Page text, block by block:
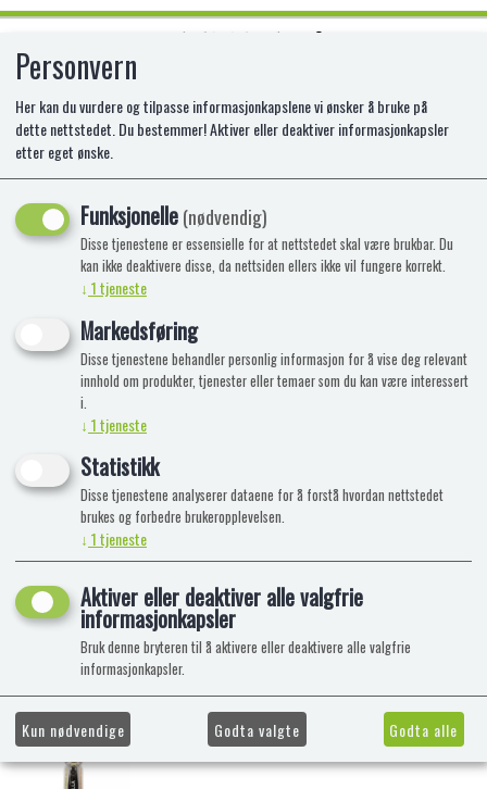
TWINKLER ELLA
Personvern
Her kan du vurdere og tilpasse informasjonkapslene vi ønsker å bruke på
dette nettstedet. Du bestemmer! Aktiver eller deaktiver informasjonkapsler
etter eget ønske.
Funksjonelle(nødvendig)
Disse tjenestene er essensielle for at nettstedet skal være brukbar. Du
kan ikke deaktivere disse, da nettsiden ellers ikke vil fungere korrekt.
↓ 1tjeneste
Markedsføring
Disse tjenestene behandler personlig informasjon for å vise deg relevant
innhold om produkter, tjenester eller temaer som du kan være interessert
i.
↓ 1tjeneste
Statistikk
Disse tjenestene analyserer dataene for å forstå hvordan nettstedet
brukes og forbedre brukeropplevelsen.
↓ 1tjeneste
Aktiver eller deaktiver alle valgfrie
informasjonkapsler
Bruk denne bryteren til å aktivere eller deaktivere alle valgfrie
informasjonkapsler.
Kun nødvendige Godta valgte Godta alle